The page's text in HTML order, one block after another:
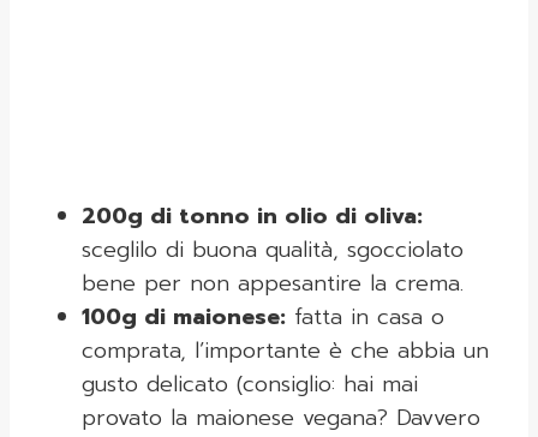
200g di tonno in olio di oliva:
sceglilo di buona qualità, sgocciolato
bene per non appesantire la crema.
100g di maionese: fatta in casa o
comprata, l’importante è che abbia un
gusto delicato (consiglio: hai mai
provato la maionese vegana? Davvero